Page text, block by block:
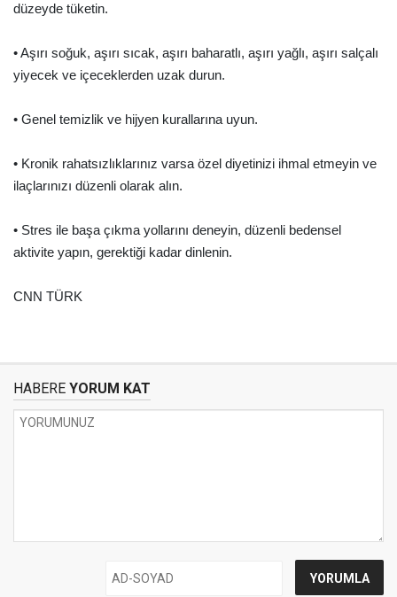
düzeyde tüketin.
• Aşırı soğuk, aşırı sıcak, aşırı baharatlı, aşırı yağlı, aşırı salçalı
yiyecek ve içeceklerden uzak durun.
• Genel temizlik ve hijyen kurallarına uyun.
• Kronik rahatsızlıklarınız varsa özel diyetinizi ihmal etmeyin ve
ilaçlarınızı düzenli olarak alın.
• Stres ile başa çıkma yollarını deneyin, düzenli bedensel
aktivite yapın, gerektiği kadar dinlenin.
CNN TÜRK
HABERE YORUM KAT